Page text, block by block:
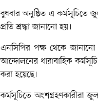
বুধবার অনুষ্ঠিত এ
প্রতি শ্রদ্ধা জানানো হয়।
এনসিপির পক্ষ থেকে জানানো
আন্দোলনের ধারাবাহিক
করা হয়েছে।
কর্মসূচিতে অংশগ্রহণকারীরা